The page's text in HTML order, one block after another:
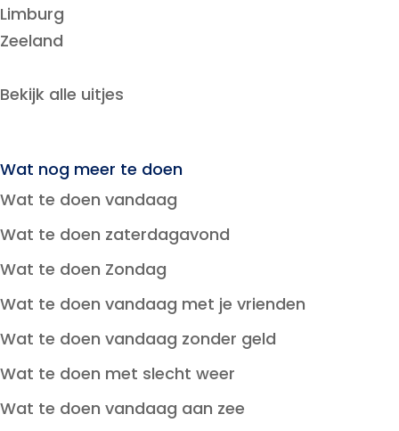
Limburg
Zeeland
Bekijk alle uitjes
Wat nog meer te doen
Wat te doen vandaag
Wat te doen zaterdagavond
Wat te doen Zondag
Wat te doen vandaag met je vrienden
Wat te doen vandaag zonder geld
Wat te doen met slecht weer
Wat te doen vandaag aan zee